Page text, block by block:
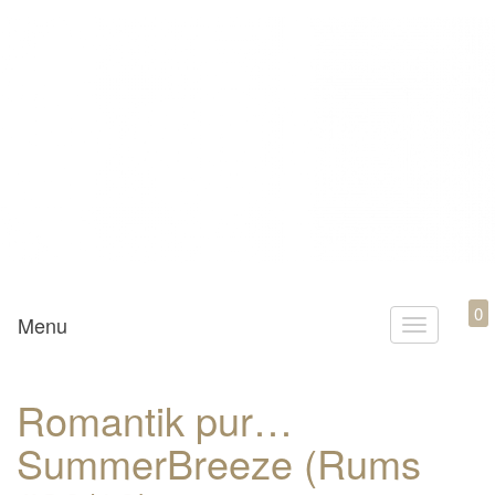
Mamili1910
T
l
e
Menu 0
Romantik pur…
SummerBreeze (Rums